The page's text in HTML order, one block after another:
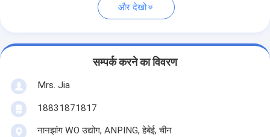
और देखो
सम्पर्क करने का विवरण
Mrs. Jia
18831871817
नानझांग WO उद्योग, ANPING, हेबेई, चीन